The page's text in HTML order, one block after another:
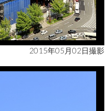
2015年05月02日撮影